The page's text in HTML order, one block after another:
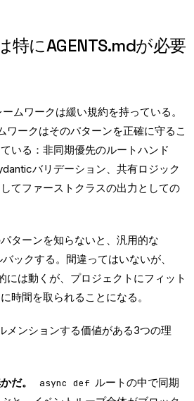
特にAGENTS.mdが必要
ムワークは緩い規約を持っている。
ワークはそのパターンを正確に守るこ
いる：非同期優先のルートハンド
バリデーション、共有ロジック
てファーストクラスの出力としての
ターンを知らないと、汎用的な
ックする。間違ってはいないが、
には動くが、プロジェクトにフィット
時間を取られることになる。
メンションする価値がある3つの理
だ。 async def ルートの中で同期